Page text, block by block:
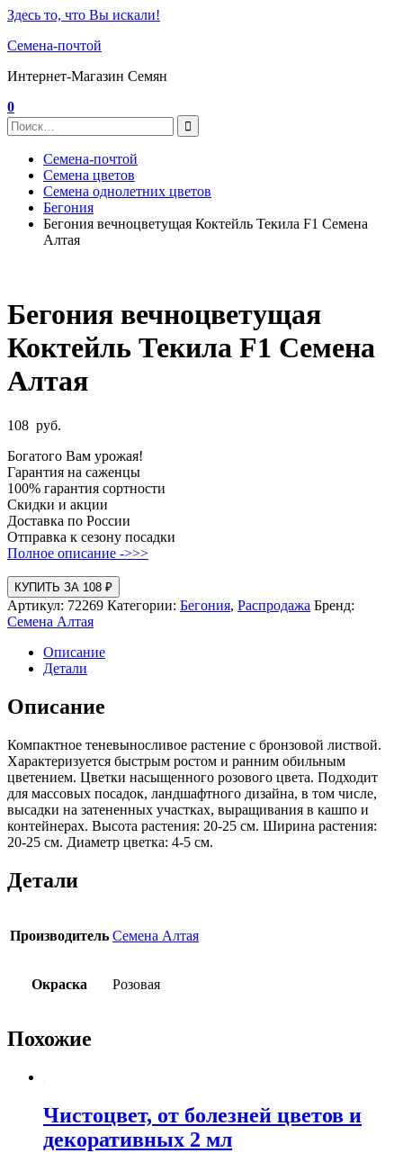
Здесь то, что Вы искали!
Семена-почтой
Интернет-Магазин Семян
0
Семена-почтой
Семена цветов
Семена однолетних цветов
Бегония
Бегония вечноцветущая Коктейль Текила F1 Семена
Алтая
Бегония вечноцветущая
Коктейль Текила F1 Семена
Алтая
108 руб.
Богатого Вам урожая!
Гарантия на саженцы
100% гарантия сортности
Скидки и акции
Доставка по России
Отправка к сезону посадки
Полное описание ->>>
КУПИТЬ ЗА 108 ₽
Артикул: 72269 Категории: Бегония, Распродажа Бренд:
Семена Алтая
Описание
Детали
Описание
Компактное теневыносливое растение с бронзовой листвой.
Характеризуется быстрым ростом и ранним обильным
цветением. Цветки насыщенного розового цвета. Подходит
для массовых посадок, ландшафтного дизайна, в том числе,
высадки на затененных участках, выращивания в кашпо и
контейнерах. Высота растения: 20-25 см. Ширина растения:
20-25 см. Диаметр цветка: 4-5 см.
Детали
Производитель Семена Алтая
Окраска Розовая
Похожие
Чистоцвет, от болезней цветов и
декоративных 2 мл